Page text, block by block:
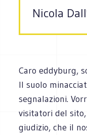
Nicola
Caro eddyburg,
Il suolo
segnalazioni.
visitatori del
giudizio, che il